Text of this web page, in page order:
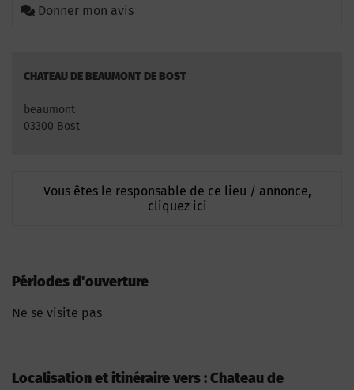
Donner mon avis
CHATEAU DE BEAUMONT DE BOST
beaumont
03300 Bost
Vous êtes le responsable de ce lieu / annonce,
cliquez ici
Périodes d'ouverture
Ne se visite pas
Localisation et itinéraire vers : Chateau de